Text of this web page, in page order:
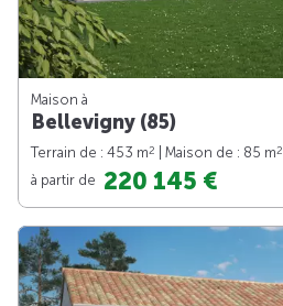
Maison à
Bellevigny (85)
Terrain de : 453 m2 | Maison de : 85 m2
à partir de 220 145 €